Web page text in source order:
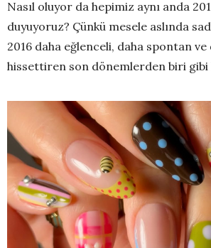
Nasıl oluyor da hepimiz aynı anda
duyuyoruz? Çünkü mesele aslında
2016 daha eğlenceli, daha spontan ve
hissettiren son dönemlerden biri gibi